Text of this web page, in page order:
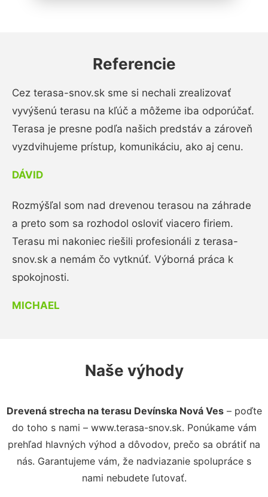
Referencie
Cez terasa-snov.sk sme si nechali zrealizovať
vyvýšenú terasu na kľúč a môžeme iba odporúčať.
Terasa je presne podľa našich predstáv a zároveň
vyzdvihujeme prístup, komunikáciu, ako aj cenu.
DÁVID
Rozmýšľal som nad drevenou terasou na záhrade
a preto som sa rozhodol osloviť viacero firiem.
Terasu mi nakoniec riešili profesionáli z terasa-
snov.sk a nemám čo vytknúť. Výborná práca k
spokojnosti.
MICHAEL
Naše výhody
Drevená strecha na terasu Devínska Nová Ves– poďte
do toho s nami – www.terasa-snov.sk. Ponúkame vám
prehľad hlavných výhod a dôvodov, prečo sa obrátiť na
nás. Garantujeme vám, že nadviazanie spolupráce s
nami nebudete ľutovať.